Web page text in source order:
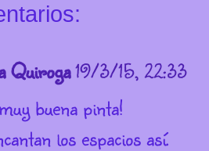
Quiroga19/3/15, 22:33
buena pinta!
los espacios así.